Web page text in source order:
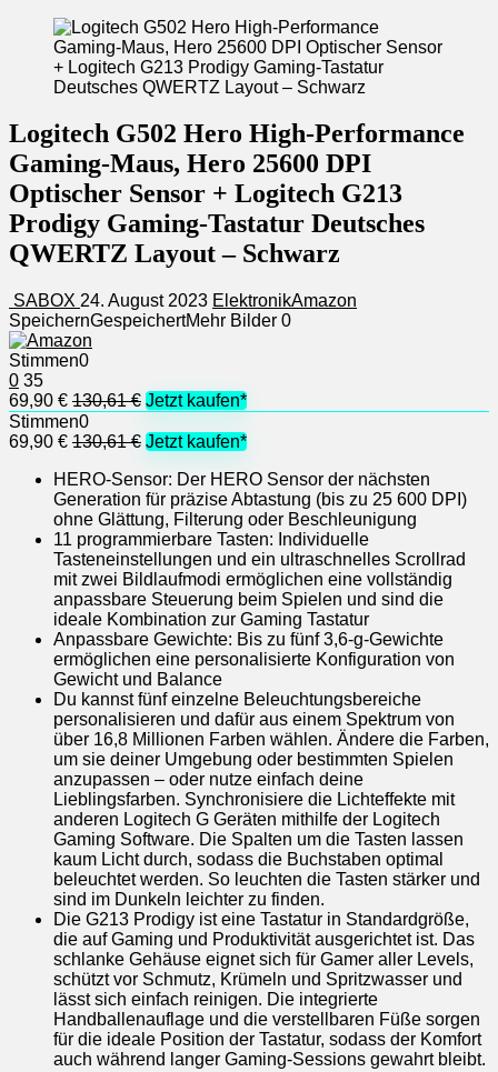
Logitech G502 Hero High-Performance
Gaming-Maus, Hero 25600 DPI
Optischer Sensor + Logitech G213
Prodigy Gaming-Tastatur Deutsches
QWERTZ Layout – Schwarz
SABOX 24. August 2023 ElektronikAmazon
SpeichernGespeichertMehr Bilder 0
Stimmen0
0 35
69,90 € 130,61 € Jetzt kaufen*
Stimmen0
69,90 € 130,61 € Jetzt kaufen*
HERO-Sensor: Der HERO Sensor der nächsten
Generation für präzise Abtastung (bis zu 25 600 DPI)
ohne Glättung, Filterung oder Beschleunigung
11 programmierbare Tasten: Individuelle
Tasteneinstellungen und ein ultraschnelles Scrollrad
mit zwei Bildlaufmodi ermöglichen eine vollständig
anpassbare Steuerung beim Spielen und sind die
ideale Kombination zur Gaming Tastatur
Anpassbare Gewichte: Bis zu fünf 3,6-g-Gewichte
ermöglichen eine personalisierte Konfiguration von
Gewicht und Balance
Du kannst fünf einzelne Beleuchtungsbereiche
personalisieren und dafür aus einem Spektrum von
über 16,8 Millionen Farben wählen. Ändere die Farben,
um sie deiner Umgebung oder bestimmten Spielen
anzupassen – oder nutze einfach deine
Lieblingsfarben. Synchronisiere die Lichteffekte mit
anderen Logitech G Geräten mithilfe der Logitech
Gaming Software. Die Spalten um die Tasten lassen
kaum Licht durch, sodass die Buchstaben optimal
beleuchtet werden. So leuchten die Tasten stärker und
sind im Dunkeln leichter zu finden.
Die G213 Prodigy ist eine Tastatur in Standardgröße,
die auf Gaming und Produktivität ausgerichtet ist. Das
schlanke Gehäuse eignet sich für Gamer aller Levels,
schützt vor Schmutz, Krümeln und Spritzwasser und
lässt sich einfach reinigen. Die integrierte
Handballenauflage und die verstellbaren Füße sorgen
für die ideale Position der Tastatur, sodass der Komfort
auch während langer Gaming-Sessions gewahrt bleibt.